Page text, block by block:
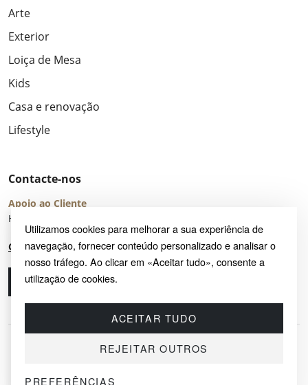
Utilizamos cookies para melhorar a sua experiência de
navegação, fornecer conteúdo personalizado e analisar o
nosso tráfego. Ao clicar em «Aceitar tudo», consente a
utilização de cookies.
ACEITAR TUDO
REJEITAR OUTROS
PREFERÊNCIAS
Arte
Exterior
Loiça de Mesa
Kids
Casa e renovação
Lifestyle
Contacte-nos
Apoio ao Cliente
Horário de Atendimento: seg – sex 8:00 – 16:00 (UTC+2)
Centro de Ajuda
Ligue-nos
© 2026 SAYRUG OÜ · KESKLINNA LINNAOSA, AHTRI TN 12, 10151, TALLINN,